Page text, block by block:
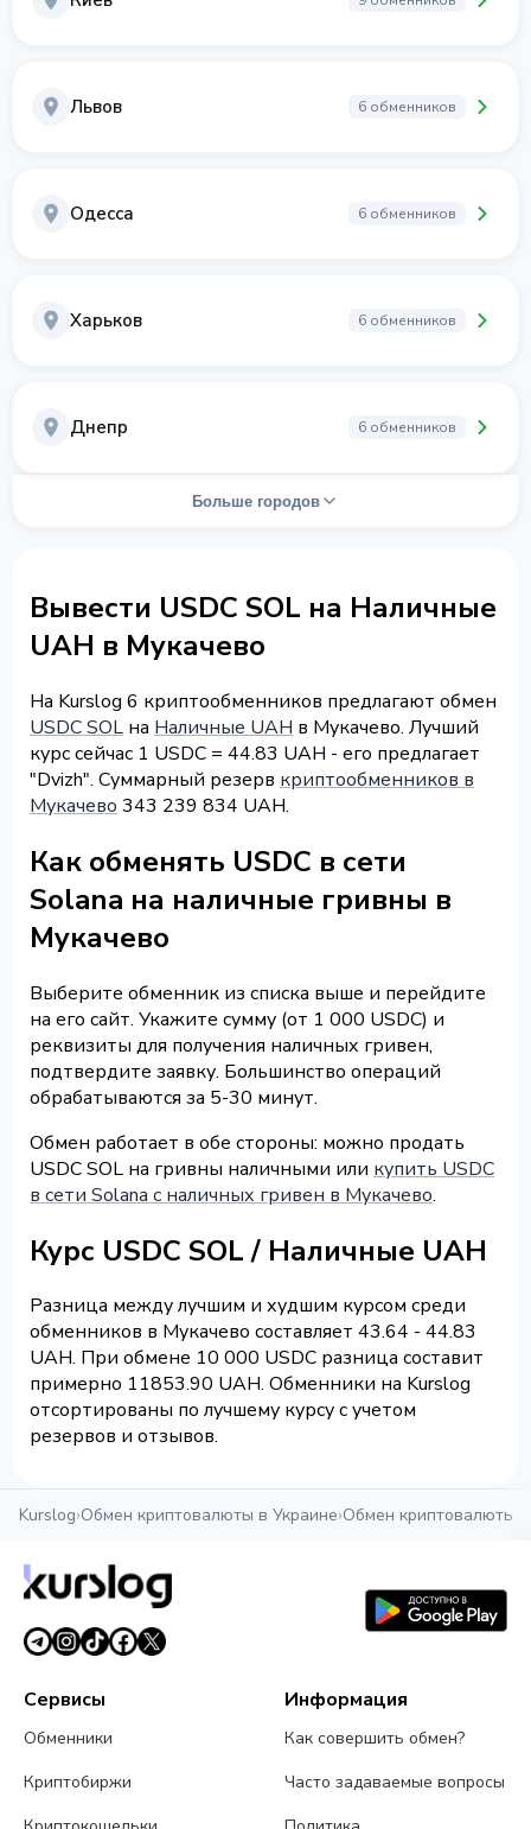
Львов 6 обменников
Одесса 6 обменников
Харьков 6 обменников
Днепр 6 обменников
Больше городов
Вывести USDC SOL на Наличные
UAH в Мукачево
На Kurslog 6 криптообменников предлагают обмен
USDC SOL на Наличные UAH в Мукачево. Лучший
курс сейчас 1 USDC = 44.83 UAH - его предлагает
"Dvizh". Суммарный резерв криптообменников в
Мукачево 343 239 834 UAH.
Как обменять USDC в сети
Solana на наличные гривны в
Мукачево
Выберите обменник из списка выше и перейдите
на его сайт. Укажите сумму (от 1 000 USDC) и
реквизиты для получения наличных гривен,
подтвердите заявку. Большинство операций
обрабатываются за 5-30 минут.
Обмен работает в обе стороны: можно продать
USDC SOL на гривны наличными или купить USDC
в сети Solana с наличных гривен в Мукачево.
Курс USDC SOL / Наличные UAH
Разница между лучшим и худшим курсом среди
обменников в Мукачево составляет 43.64 - 44.83
UAH. При обмене 10 000 USDC разница составит
примерно 11853.90 UAH. Обменники на Kurslog
отсортированы по лучшему курсу с учетом
резервов и отзывов.
Kurslog›Обмен криптовалюты в Украине›Обмен криптовалюты
Сервисы
Обменники
Криптобиржи
Информация
Как совершить обмен?
Часто задаваемые вопросы